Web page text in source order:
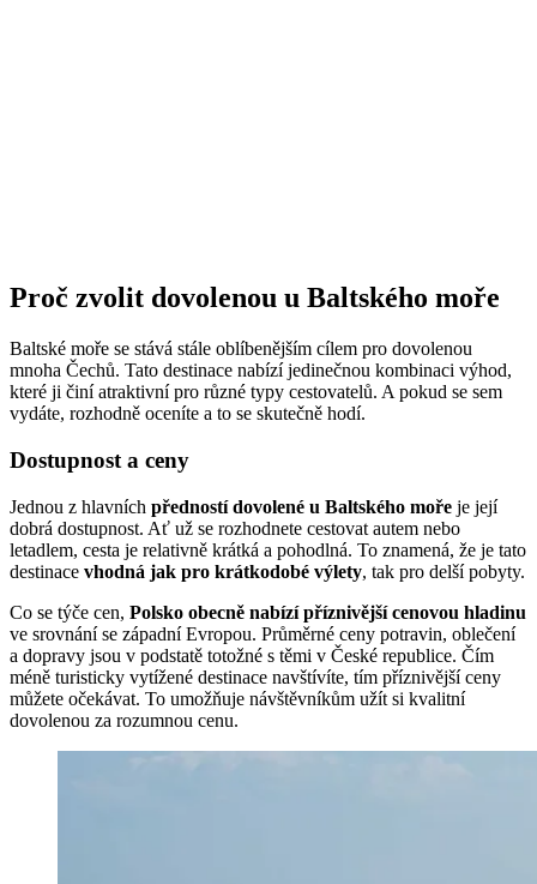
Proč zvolit dovolenou u Baltského moře
Baltské moře se stává stále oblíbenějším cílem pro dovolenou
mnoha Čechů. Tato destinace nabízí jedinečnou kombinaci výhod,
které ji činí atraktivní pro různé typy cestovatelů. A pokud se sem
vydáte, rozhodně oceníte a to se skutečně hodí.
Dostupnost a ceny
Jednou z hlavních předností dovolené u Baltského moře je její
dobrá dostupnost. Ať už se rozhodnete cestovat autem nebo
letadlem, cesta je relativně krátká a pohodlná. To znamená, že je tato
destinace vhodná jak pro krátkodobé výlety, tak pro delší pobyty.
Co se týče cen, Polsko obecně nabízí příznivější cenovou hladinu
ve srovnání se západní Evropou. Průměrné ceny potravin, oblečení
a dopravy jsou v podstatě totožné s těmi v České republice. Čím
méně turisticky vytížené destinace navštívíte, tím příznivější ceny
můžete očekávat. To umožňuje návštěvníkům užít si kvalitní
dovolenou za rozumnou cenu.